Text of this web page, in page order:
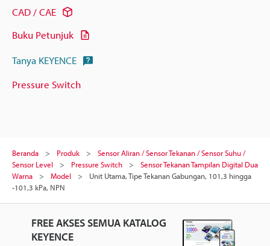
CAD / CAE
Buku Petunjuk
Tanya KEYENCE
Pressure Switch
Beranda Produk
Sensor Aliran / Sensor Tekanan / Sensor Suhu /
Sensor Level
Pressure Switch
Sensor Tekanan Tampilan Digital Dua
Warna
Model
Unit Utama, Tipe Tekanan Gabungan, 101,3 hingga
-101,3 kPa, NPN
FREE AKSES SEMUA KATALOG
KEYENCE